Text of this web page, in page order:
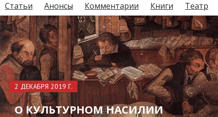
Статьи Анонсы Комментарии Книги Театр
2 ДЕКАБРЯ 2019 Г.
О КУЛЬТУРНОМ НАСИЛИИ